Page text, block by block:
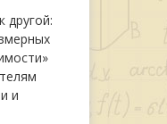
другой:
и